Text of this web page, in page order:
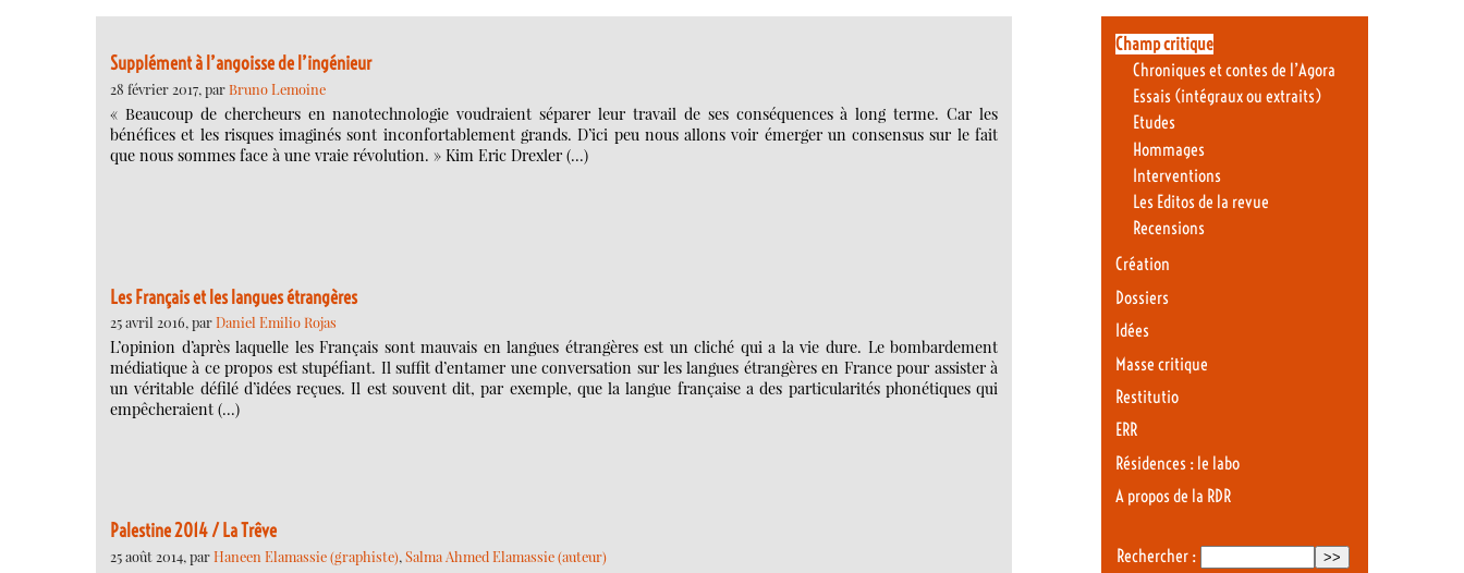
Supplément à l’angoisse de l’ingénieur
28 février 2017, parBruno Lemoine
« Beaucoup de chercheurs en nanotechnologie voudraient séparer leur travail de ses conséquences à long terme. Car les
bénéfices et les risques imaginés sont inconfortablement grands. D’ici peu nous allons voir émerger un consensus sur le fait
que nous sommes face à une vraie révolution. » Kim Eric Drexler (…)
Les Français et les langues étrangères
25 avril 2016, parDaniel Emilio Rojas
L’opinion d’après laquelle les Français sont mauvais en langues étrangères est un cliché qui a la vie dure. Le bombardement
médiatique à ce propos est stupéfiant. Il suffit d’entamer une conversation sur les langues étrangères en France pour assister à
un véritable défilé d’idées reçues. Il est souvent dit, par exemple, que la langue française a des particularités phonétiques qui
empêcheraient (…)
Palestine 2014 / La Trêve
25 août 2014, parHaneen Elamassie (graphiste), Salma Ahmed Elamassie (auteur)
Champ critique
Chroniques et contes de l’Agora
Essais (intégraux ou extraits)
Etudes
Hommages
Interventions
Les Editos de la revue
Recensions
Création
Dossiers
Idées
Masse critique
Restitutio
ERR
Résidences : le labo
A propos de la RDR
Rechercher :